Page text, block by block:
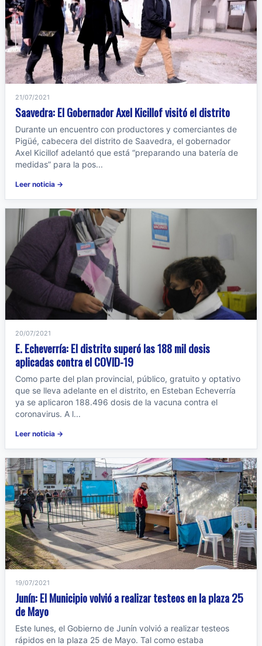
21/07/2021
Saavedra: El Gobernador Axel Kicillof visitó el distrito
Durante un encuentro con productores y comerciantes de
Pigüé, cabecera del distrito de Saavedra, el gobernador
Axel Kicillof adelantó que está “preparando una batería de
medidas” para la pos...
Leer noticia →
20/07/2021
E. Echeverría: El distrito superó las 188 mil dosis
aplicadas contra el COVID-19
Como parte del plan provincial, público, gratuito y optativo
que se lleva adelante en el distrito, en Esteban Echeverría
ya se aplicaron 188.496 dosis de la vacuna contra el
coronavirus. A l...
Leer noticia →
19/07/2021
Junín: El Municipio volvió a realizar testeos en la plaza 25
de Mayo
Este lunes, el Gobierno de Junín volvió a realizar testeos
rápidos en la plaza 25 de Mayo. Tal como estaba